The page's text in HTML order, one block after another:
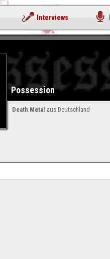
Possession
Death Metal aus Deutschland
Interviews